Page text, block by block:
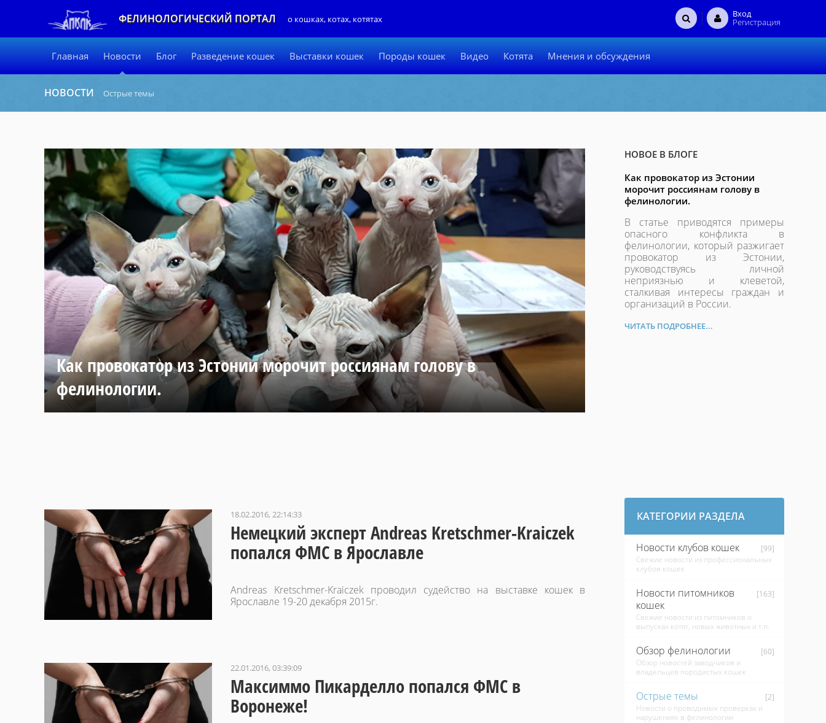
ФЕЛИНОЛОГИЧЕСКИЙ ПОРТАЛ о кошках, котах, котятах Вход
Регистрация
Главная Новости Блог Разведение кошек Выставки кошек Породы кошек Видео Котята Мнения и обсуждения
НОВОСТИ Острые темы
Как провокатор из Эстонии морочит россиянам голову в
фелинологии.
НОВОЕ В БЛОГЕ
Как провокатор из Эстонии
морочит россиянам голову в
фелинологии.
В статье приводятся примеры
опасного конфликта в
фелинологии, который разжигает
провокатор из Эстонии,
руководствуясь личной
неприязнью и клеветой,
сталкивая интересы граждан и
организаций в России.
ЧИТАТЬ ПОДРОБНЕЕ...
18.02.2016, 22:14:33
Немецкий эксперт Andreas Kretschmer-Kraiczek
попался ФМС в Ярославле
Andreas Kretschmer-Kraiczek проводил судейство на выставке кошек в
Ярославле 19-20 декабря 2015г.
22.01.2016, 03:39:09
Максиммо Пикарделло попался ФМС в
Воронеже!
КАТЕГОРИИ РАЗДЕЛА
Новости клубов кошек
[99]
Свежие новости из профессиональных
клубов кошек
Новости питомников
кошек
[163]
Свежие новости из питомников о
выпусках котят, новых животных и т.п.
Обзор фелинологии
[60]
Обзор новостей заводчиков и
владельцев породистых кошек
Острые темы
[2]
Новости о проводимых проверках и
нарушениях в фелинологии